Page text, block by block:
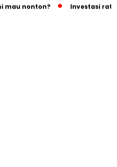
nonton? Investasi ratusan